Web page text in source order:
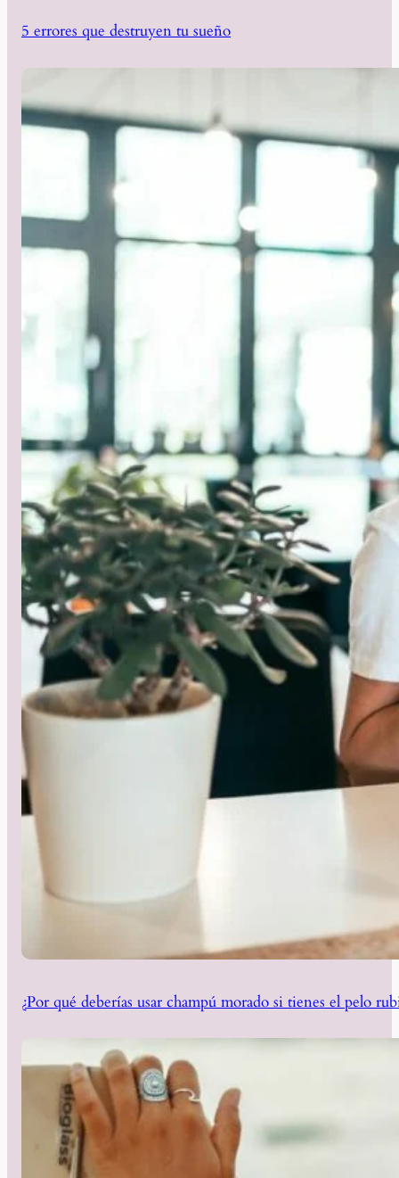
5 errores que destruyen tu sueño
¿Por qué deberías usar champú morado si tienes el pelo